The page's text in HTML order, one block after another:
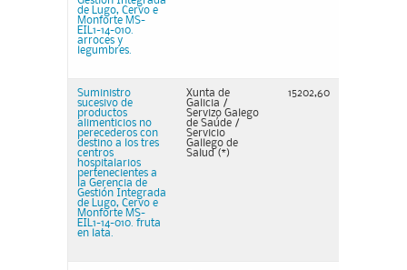
de Lugo, Cervo e
Monforte MS-
EIL1-14-010.
arroces y
legumbres.
Suministro
sucesivo de
productos
alimenticios no
perecederos con
destino a los tres
centros
hospitalarios
pertenecientes a
la Gerencia de
Gestión Integrada
de Lugo, Cervo e
Monforte MS-
EIL1-14-010. fruta
en lata.
Xunta de
Galicia /
Servizo Galego
de Saúde /
Servicio
Gallego de
Salud (*)
15202,60